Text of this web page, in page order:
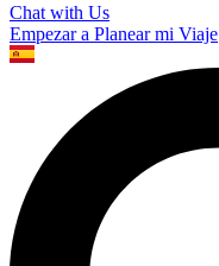
Chat with Us
Empezar a Planear mi Viaje